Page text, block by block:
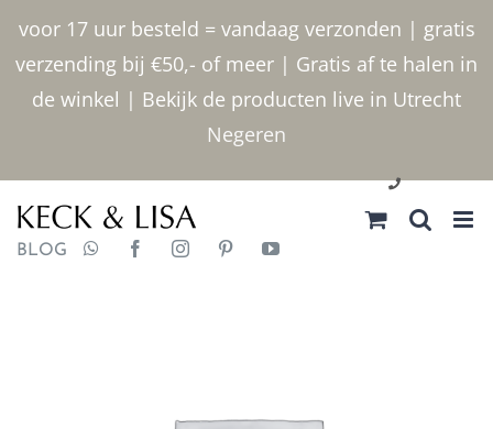
voor 17 uur besteld = vandaag verzonden | gratis
verzending bij €50,- of meer | Gratis af te halen in
de winkel | Bekijk de producten live in Utrecht
Negeren
inhoud
030 2400000
BLOG